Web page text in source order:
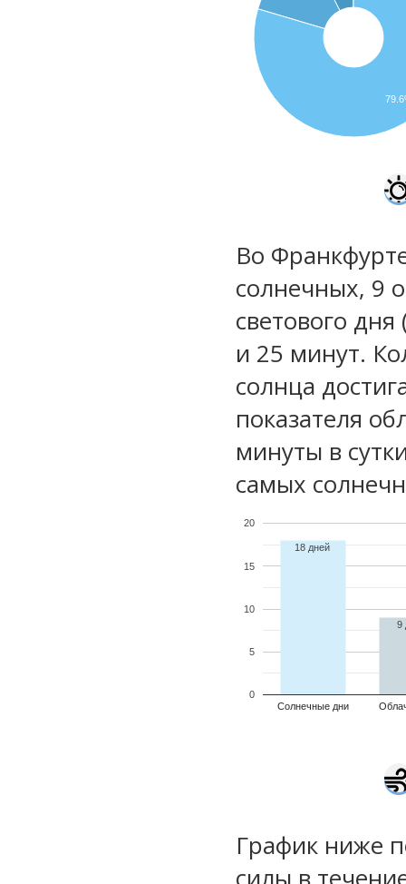
Во
солнечных, 9
светового дня
и 25 минут.
солнца
показателя
минуты в
самых
Солнечные дни
0
5
10
15
20
18 дней
9
График ниже